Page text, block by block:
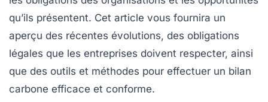
qu’ils présentent. Cet article vous fournira un
aperçu des récentes évolutions, des obligations
légales que les entreprises doivent respecter, ainsi
que des outils et méthodes pour effectuer un bilan
carbone efficace et conforme.